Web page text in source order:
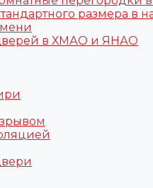
размера в
в ХМАО и ЯНАО